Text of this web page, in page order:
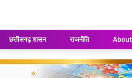
छत्तीसगढ़ शासन राजनीति